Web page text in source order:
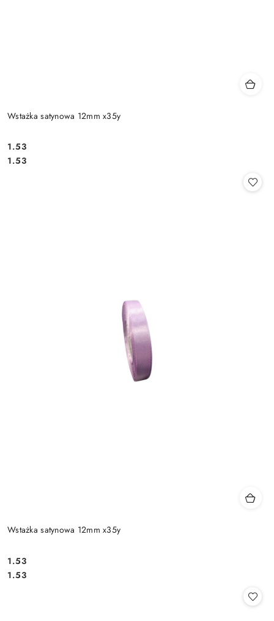
Wstażka satynowa 12mm x35y
Cena:
1.53
Cena:
1.53
Wstażka satynowa 12mm x35y
Cena:
1.53
Cena:
1.53